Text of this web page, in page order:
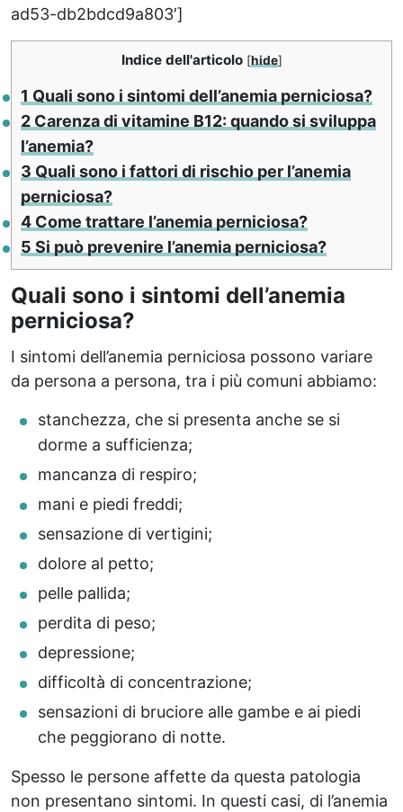
ad53-db2bdcd9a803′]
Indice dell'articolo [hide]
1 Quali sono i sintomi dell’anemia perniciosa?
2 Carenza di vitamine B12: quando si sviluppa
l’anemia?
3 Quali sono i fattori di rischio per l’anemia
perniciosa?
4 Come trattare l’anemia perniciosa?
5 Si può prevenire l’anemia perniciosa?
Quali sono i sintomi dell’anemia
perniciosa?
I sintomi dell’anemia perniciosa possono variare
da persona a persona, tra i più comuni abbiamo:
stanchezza, che si presenta anche se si
dorme a sufficienza;
mancanza di respiro;
mani e piedi freddi;
sensazione di vertigini;
dolore al petto;
pelle pallida;
perdita di peso;
depressione;
difficoltà di concentrazione;
sensazioni di bruciore alle gambe e ai piedi
che peggiorano di notte.
Spesso le persone affette da questa patologia
non presentano sintomi. In questi casi, di l’anemia